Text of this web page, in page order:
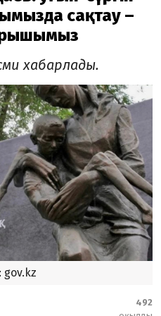
сақтау –
хабарлады.
gov.kz
492